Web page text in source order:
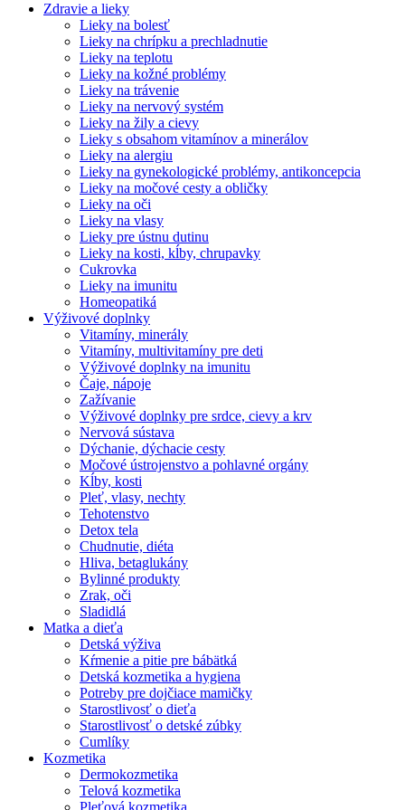
Zdravie a lieky
Lieky na bolesť
Lieky na chrípku a prechladnutie
Lieky na teplotu
Lieky na kožné problémy
Lieky na trávenie
Lieky na nervový systém
Lieky na žily a cievy
Lieky s obsahom vitamínov a minerálov
Lieky na alergiu
Lieky na gynekologické problémy, antikoncepcia
Lieky na močové cesty a obličky
Lieky na oči
Lieky na vlasy
Lieky pre ústnu dutinu
Lieky na kosti, kĺby, chrupavky
Cukrovka
Lieky na imunitu
Homeopatiká
Výživové doplnky
Vitamíny, minerály
Vitamíny, multivitamíny pre deti
Výživové doplnky na imunitu
Čaje, nápoje
Zažívanie
Výživové doplnky pre srdce, cievy a krv
Nervová sústava
Dýchanie, dýchacie cesty
Močové ústrojenstvo a pohlavné orgány
Kĺby, kosti
Pleť, vlasy, nechty
Tehotenstvo
Detox tela
Chudnutie, diéta
Hliva, betaglukány
Bylinné produkty
Zrak, oči
Sladidlá
Matka a dieťa
Detská výživa
Kŕmenie a pitie pre bábätká
Detská kozmetika a hygiena
Potreby pre dojčiace mamičky
Starostlivosť o dieťa
Starostlivosť o detské zúbky
Cumlíky
Kozmetika
Dermokozmetika
Telová kozmetika
Pleťová kozmetika